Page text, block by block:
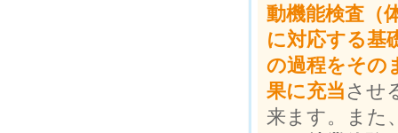
動機能検査（
に対応する基
の過程をその
果に充当 させ
来ます。また